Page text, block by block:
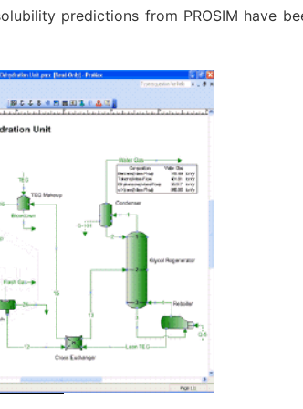
predictions from PROSIM have